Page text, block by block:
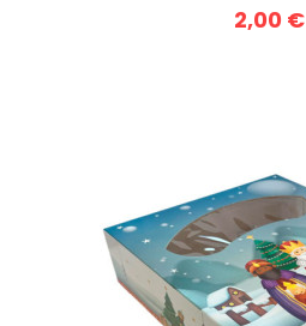
2,00 €